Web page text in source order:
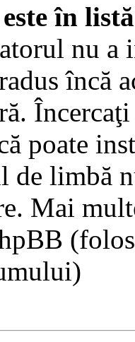
în
nu a
încă
poate
de limbă
Mai